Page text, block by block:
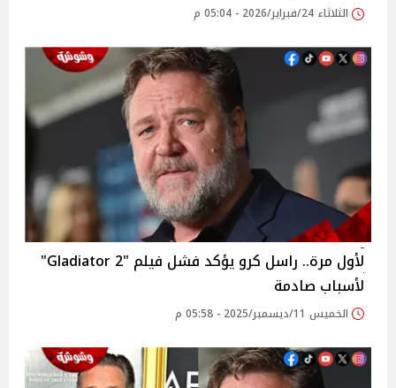
الثلاثاء 24/فبراير/2026 - 05:04 م
لأول مرة.. راسل كرو يؤكد فشل فيلم "Gladiator 2"
لأسباب صادمة
الخميس 11/ديسمبر/2025 - 05:58 م